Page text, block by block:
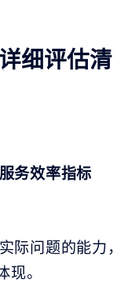
细评估清
务效率指标
际问题的能力，
。